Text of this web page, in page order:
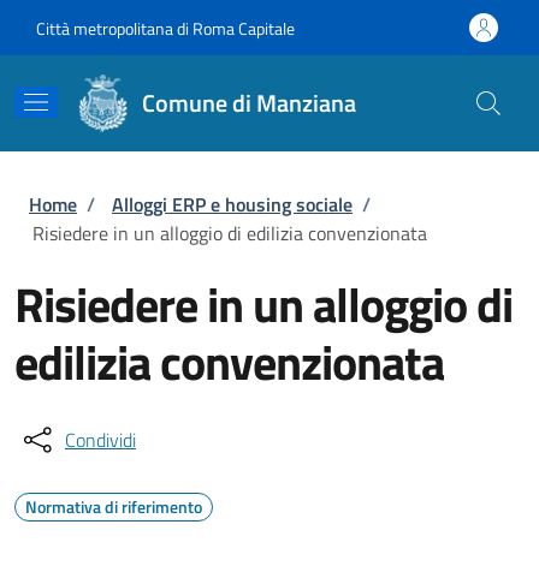
Città metropolitana di Roma Capitale
Comune di Manziana
Briciole di pane
Home / Alloggi ERP e housing sociale /
Risiedere in un alloggio di edilizia convenzionata
Risiedere in un alloggio di
edilizia convenzionata
Condividi
Normativa di riferimento